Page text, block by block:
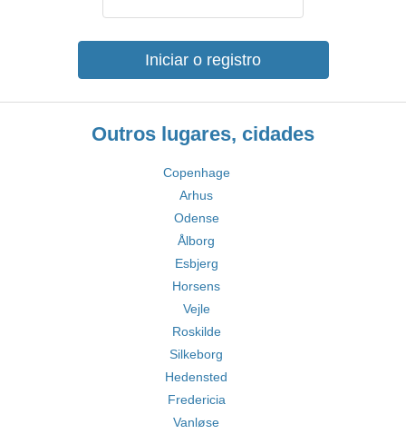
Iniciar o registro
Outros lugares, cidades
Copenhage
Arhus
Odense
Ålborg
Esbjerg
Horsens
Vejle
Roskilde
Silkeborg
Hedensted
Fredericia
Vanløse